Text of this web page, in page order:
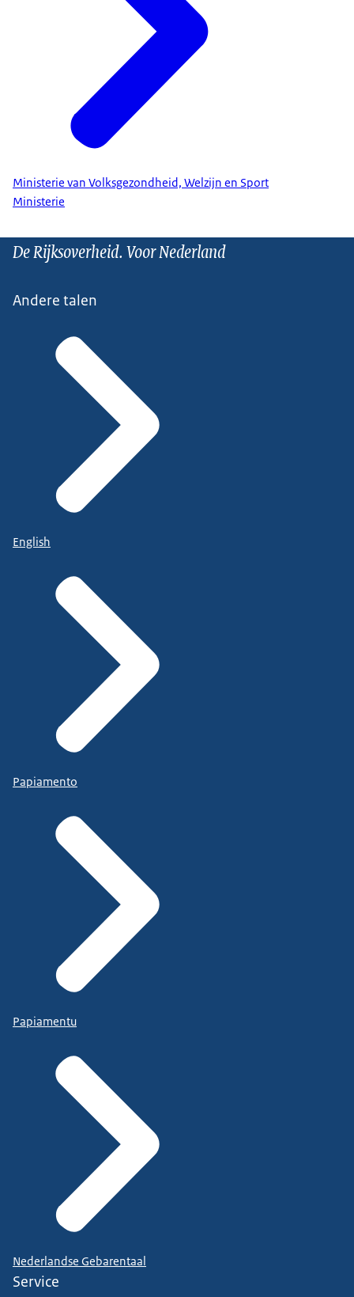
Ministerie van Volksgezondheid, Welzijn en Sport
Ministerie
De Rijksoverheid. Voor Nederland
Andere talen
English
Papiamento
Papiamentu
Nederlandse Gebarentaal
Service